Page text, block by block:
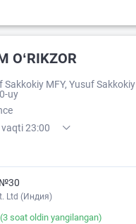
OʻRIKZOR
Sakkokiy MFY, Yusuf Sakkokiy
uy
23:00
XX
№30
Ltd (Индия)
(3 soat oldin yangilangan)